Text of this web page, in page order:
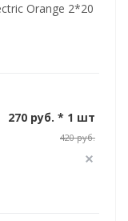
Orange 2*20
270 руб. * 1 шт
420 руб.